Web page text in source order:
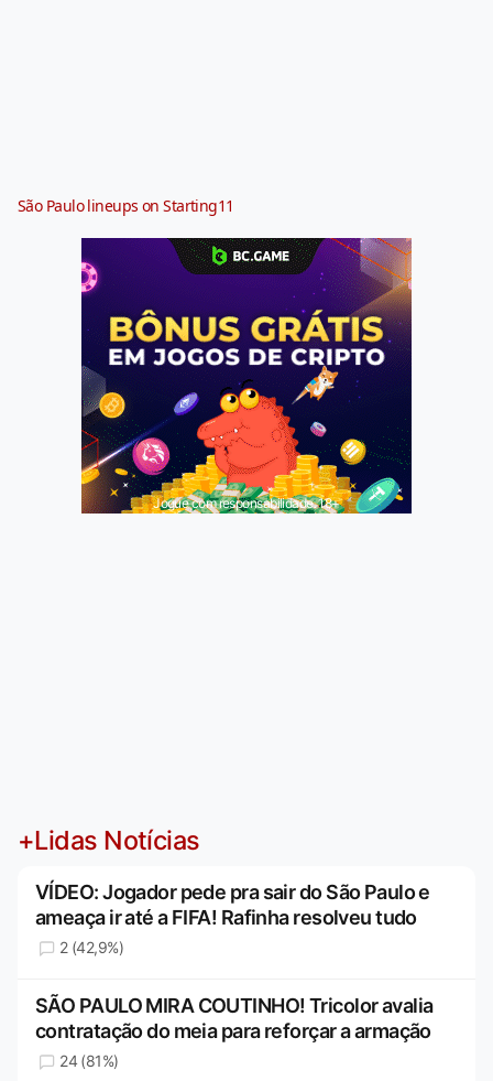
São Paulo lineups on Starting11
Jogue com responsabilidade. 18+
+Lidas Notícias
VÍDEO: Jogador pede pra sair do São Paulo e
ameaça ir até a FIFA! Rafinha resolveu tudo
2 (42,9%)
SÃO PAULO MIRA COUTINHO! Tricolor avalia
contratação do meia para reforçar a armação
24 (81%)